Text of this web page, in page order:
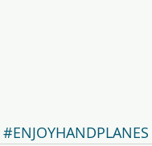
#ENJOYHANDPLANES